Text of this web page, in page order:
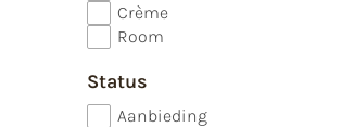
Crème
Room
Status
Aanbieding